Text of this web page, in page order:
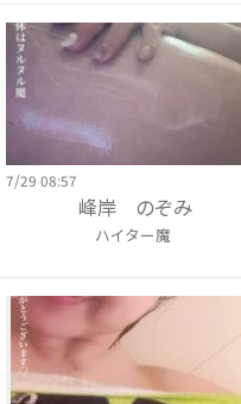
7/29 08:57
峰岸 のぞみ
ハイター魔